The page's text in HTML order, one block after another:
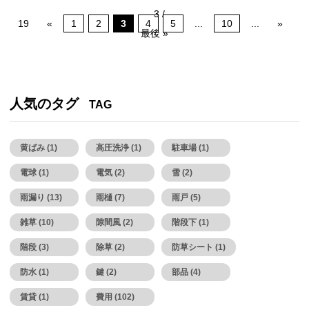
3 /
19
« 1 2 3 4 5 10
»
最後 »
人気のタグ TAG
黄ばみ (1) 高圧洗浄 (1) 駐車場 (1)
電球 (1) 電気 (2) 雪 (2)
雨漏り (13) 雨樋 (7) 雨戸 (5)
雑草 (10) 隙間風 (2) 階段下 (1)
階段 (3) 除草 (2) 防草シート (1)
防水 (1) 鍵 (2) 部品 (4)
賃貸 (1) 費用 (102)